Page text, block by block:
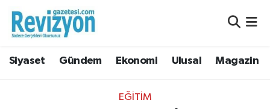
Siyaset Gündem Ekonomi Ulusal Magazin
EĞITIM